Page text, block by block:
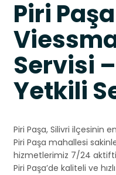
Piri Paşa
Servisi
Yetkili
Piri Paşa, Silivri ilçesinin
Piri Paşa mahallesi
hizmetlerimiz 7/24
Piri Paşa’de kaliteli ve